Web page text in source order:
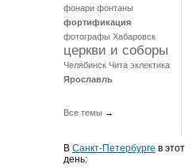
фонари фонтаны
фортификация
фотографы Хабаровск
церкви и соборы
Челябинск Чита эклектика
Ярославль
Все темы →
В Санкт-Петербурге в этот
день: